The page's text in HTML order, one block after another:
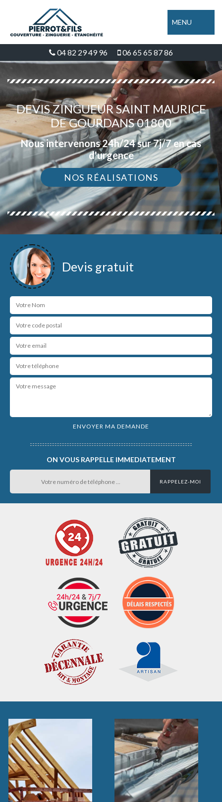
MENU
04 82 29 49 96 06 65 65 87 86
DEVIS ZINGUEUR SAINT MAURICE
DE GOURDANS 01800
Nous intervenons 24h/24 sur 7j/7 en cas
d'urgence
NOS RÉALISATIONS
Devis gratuit
ON VOUS RAPPELLE IMMEDIATEMENT